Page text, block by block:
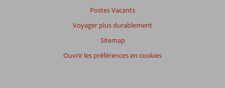
Postes Vacants
Voyager plus durablement
Sitemap
Ouvrir les préférences en cookies